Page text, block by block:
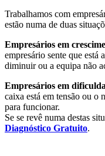
Trabalhamos com
estão numa de duas
Empresários em
empresário sente que está
diminuir ou a equipa não
Empresários em
caixa está em tensão ou o
para funcionar.
Se se revê numa destas
Diagnóstico Gratuito.